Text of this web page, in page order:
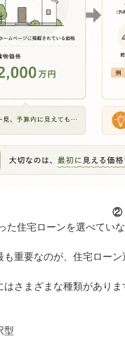
②
た住宅ローンを選べてい
も重要なのが、住宅ロー
はさまざまな種類があり
型